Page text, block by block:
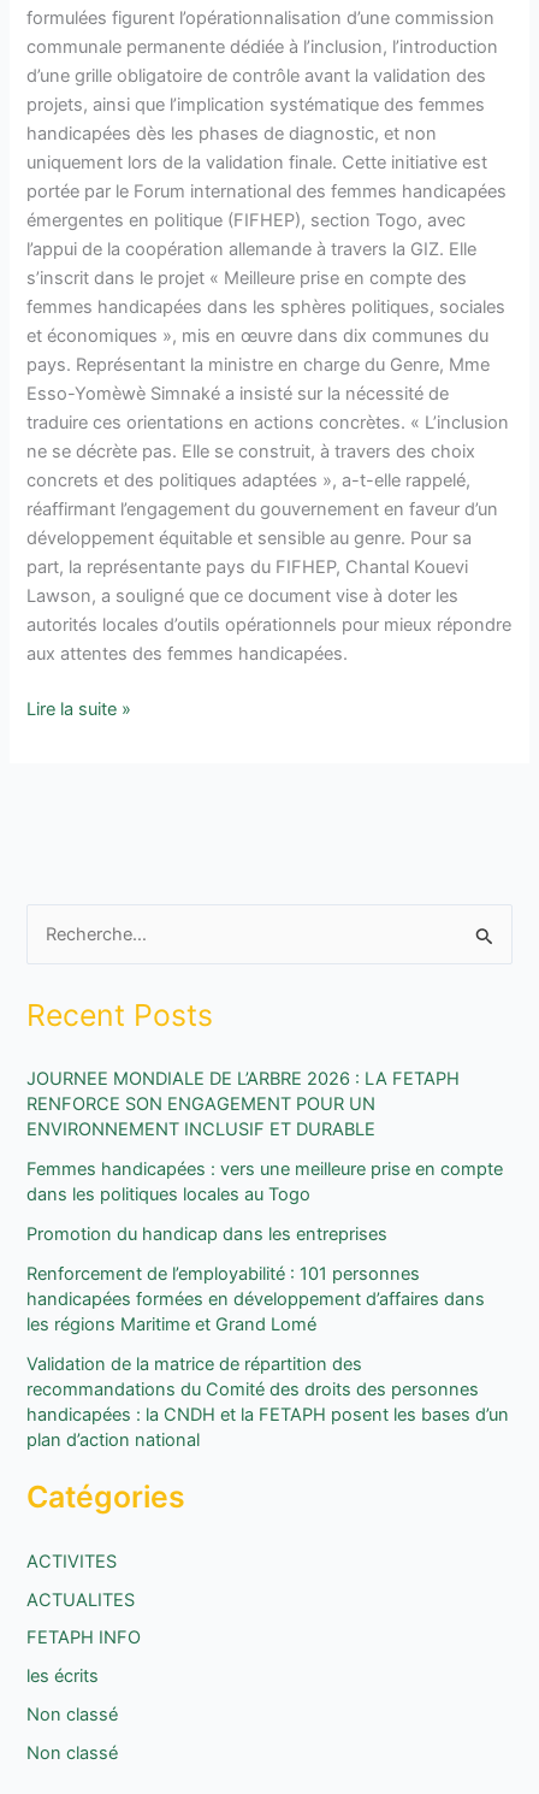
formulées figurent l’opérationnalisation d’une commission
communale permanente dédiée à l’inclusion, l’introduction
d’une grille obligatoire de contrôle avant la validation des
projets, ainsi que l’implication systématique des femmes
handicapées dès les phases de diagnostic, et non
uniquement lors de la validation finale. Cette initiative est
portée par le Forum international des femmes handicapées
émergentes en politique (FIFHEP), section Togo, avec
l’appui de la coopération allemande à travers la GIZ. Elle
s’inscrit dans le projet « Meilleure prise en compte des
femmes handicapées dans les sphères politiques, sociales
et économiques », mis en œuvre dans dix communes du
pays. Représentant la ministre en charge du Genre, Mme
Esso-Yomèwè Simnaké a insisté sur la nécessité de
traduire ces orientations en actions concrètes. « L’inclusion
ne se décrète pas. Elle se construit, à travers des choix
concrets et des politiques adaptées », a-t-elle rappelé,
réaffirmant l’engagement du gouvernement en faveur d’un
développement équitable et sensible au genre. Pour sa
part, la représentante pays du FIFHEP, Chantal Kouevi
Lawson, a souligné que ce document vise à doter les
autorités locales d’outils opérationnels pour mieux répondre
aux attentes des femmes handicapées.
Lire la suite »
c
e
r
h
:
Recent Posts
JOURNEE MONDIALE DE L’ARBRE 2026 : LA FETAPH
RENFORCE SON ENGAGEMENT POUR UN
ENVIRONNEMENT INCLUSIF ET DURABLE
Femmes handicapées : vers une meilleure prise en compte
dans les politiques locales au Togo
Promotion du handicap dans les entreprises
Renforcement de l’employabilité : 101 personnes
handicapées formées en développement d’affaires dans
les régions Maritime et Grand Lomé
Validation de la matrice de répartition des
recommandations du Comité des droits des personnes
handicapées : la CNDH et la FETAPH posent les bases d’un
plan d’action national
Catégories
ACTIVITES
ACTUALITES
FETAPH INFO
les écrits
Non classé
Non classé